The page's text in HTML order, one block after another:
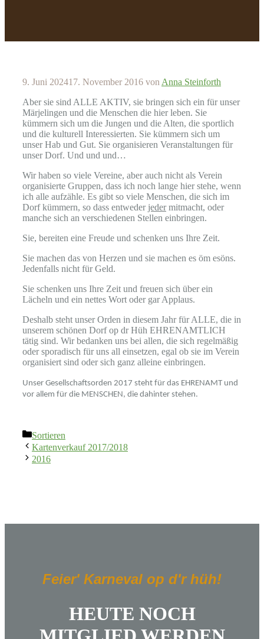
9. Juni 202417. November 2016 von Anna Steinforth
Aber sie sind ALLE AKTIV, sie bringen sich ein für unser
Märjelingen und die Menschen die hier leben. Sie
kümmern sich um die Jungen und die Alten, die sportlich
und die kulturell Interessierten. Sie kümmern sich um
unser Hab und Gut. Sie organisieren Veranstaltungen für
unser Dorf. Und und und…
Wir haben so viele Vereine, aber auch nicht als Verein
organisierte Gruppen, dass ich noch lange hier stehe, wenn
ich alle aufzähle. Es gibt so viele Menschen, die sich im
Dorf kümmern, so dass entweder jedermitmacht, oder
manche sich an verschiedenen Stellen einbringen.
Sie, bereiten eine Freude und schenken uns Ihre Zeit.
Sie machen das von Herzen und sie machen es öm esöns.
Jedenfalls nicht für Geld.
Sie schenken uns Ihre Zeit und freuen sich über ein
Lächeln und ein nettes Wort oder gar Applaus.
Deshalb steht unser Orden in diesem Jahr für ALLE, die in
unserem schönen Dorf op dr Hüh EHRENAMTLICH
tätig sind. Wir bedanken uns bei allen, die sich regelmäßig
oder sporadisch für uns all einsetzen, egal ob sie im Verein
organisiert sind oder sich ganz alleine einbringen.
Unser Gesellschaftsorden 2017 steht für das EHRENAMT und
vor allem für die MENSCHEN, die dahinter stehen.
Kategorien
Sortieren
Kartenverkauf 2017/2018
2016
Feier' Karneval op d'r hüh!
HEUTE NOCH